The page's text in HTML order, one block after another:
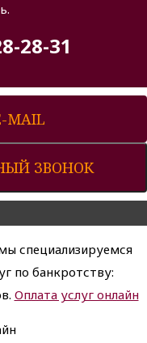
28-31
MAIL
ЗВОНОК
специализируемся
по банкротству:
Оплата услуг онлайн